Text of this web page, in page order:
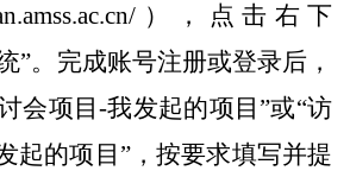
），点击右下
”。完成账号注册或登录后，
会项目-我发起的项目”或“访
起的项目”，按要求填写并提